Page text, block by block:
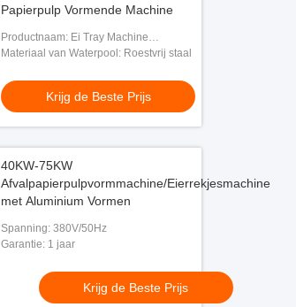
Papierpulp Vormende Machine
Productnaam: Ei Tray Machine
Production Line
Materiaal van Waterpool: Roestvrij staal
Krijg de Beste Prijs
40KW-75KW
Afvalpapierpulpvormmachine/Eierrekjesmachine
met Aluminium Vormen
Spanning: 380V/50Hz
Garantie: 1 jaar
Krijg de Beste Prijs